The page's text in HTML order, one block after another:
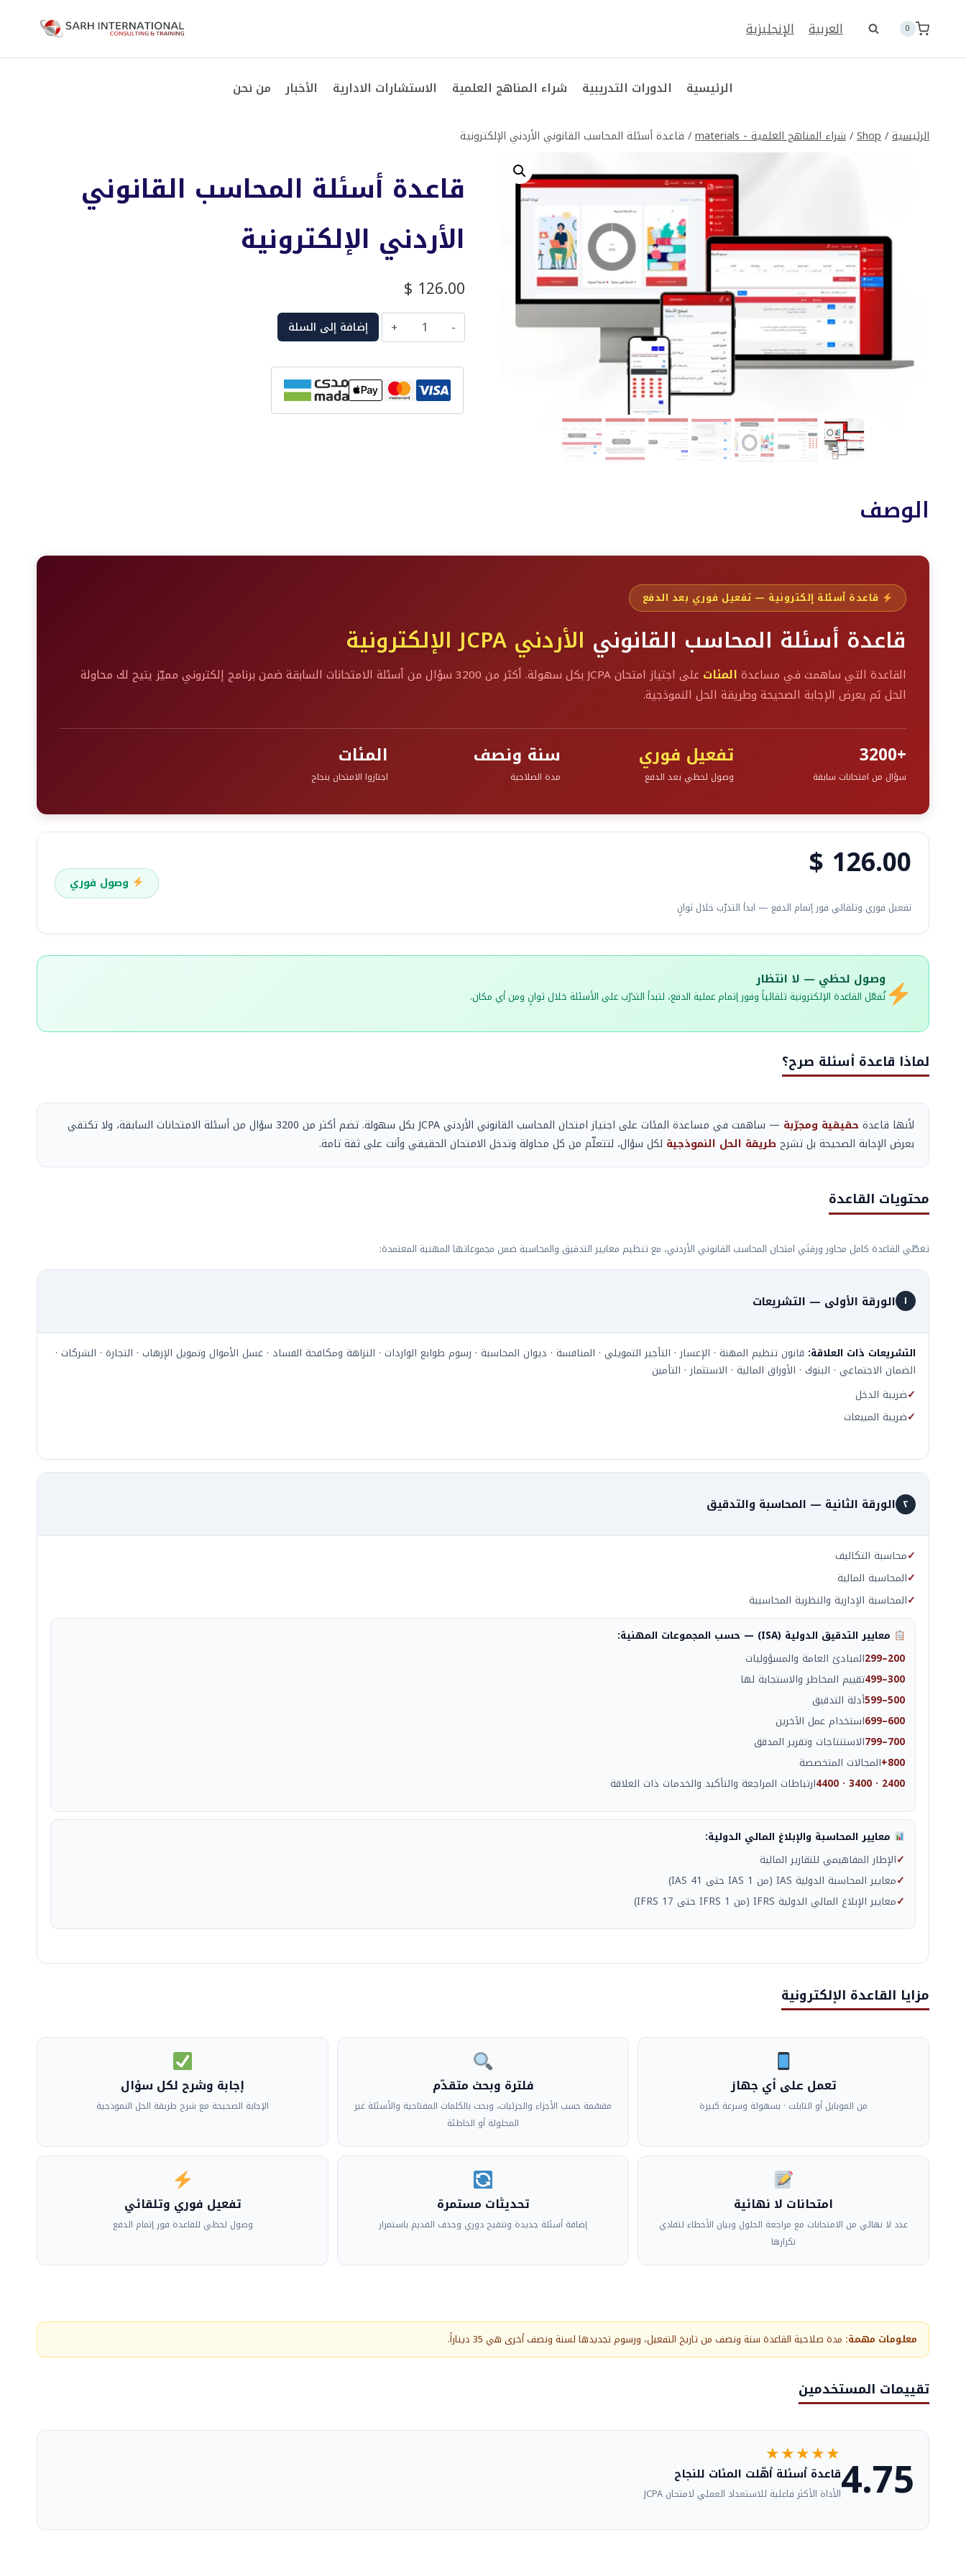
المحتوى 0 العربية الإنجليزية
الرئيسية الدورات التدريبية شراء المناهج العلمية الاستشارات الادارية الأخبار من نحن
الرئيسية/
Shop
/شراء المناهج العلمية - materials / قاعدة أسئلة المحاسب القانوني الأردني الإلكترونية
قاعدة أسئلة المحاسب القانوني
الأردني الإلكترونية
$ 126.00
كمية
قاعدة
أسئلة
القانوني
الأردني
الإلكترونية
إضافة إلى السلة
الوصف
قاعدة أسئلة إلكترونية — تفعيل فوري بعد الدفع
قاعدة أسئلة المحاسب القانوني الأردني JCPA الإلكترونية
القاعدة التي ساهمت في مساعدة المئات
على اجتياز امتحان JCPA بكل سهولة. أكثر من 3200 سؤال من أسئلة الامتحانات السابقة ضمن برنامج إلكتروني مميّز يتيح لك محاولة
الحل ثم يعرض الإجابة الصحيحة وطريقة الحل النموذجية.
+3200
سؤال من امتحانات سابقة
تفعيل فوري
وصول لحظي بعد الدفع
سنة ونصف
مدة الصلاحية
المئات
اجتازوا الامتحان بنجاح
$ 126.00
تفعيل فوري وتلقائي فور إتمام الدفع — ابدأ التدرّب خلال ثوانٍ
وصول فوري
وصول لحظي — لا انتظار
تُفعّل القاعدة الإلكترونية تلقائياً وفور إتمام عملية الدفع، لتبدأ التدرّب على الأسئلة خلال ثوانٍ ومن أي مكان.
لماذا قاعدة أسئلة صرح؟
لأنها قاعدة حقيقية ومجرّبة
— ساهمت في مساعدة المئات على اجتياز امتحان المحاسب القانوني الأردني JCPA بكل سهولة. تضم أكثر من 3200 سؤال من أسئلة الامتحانات السابقة، ولا تكتفي
بعرض الإجابة الصحيحة بل تشرح طريقة الحل النموذجية لكل سؤال، لتتعلّم من كل محاولة وتدخل الامتحان الحقيقي وأنت على ثقة تامة.
محتويات القاعدة
تغطّي القاعدة كامل محاور ورقتَي امتحان المحاسب القانوني الأردني، مع تنظيم معايير التدقيق والمحاسبة ضمن مجموعاتها المهنية المعتمدة:
١ الورقة الأولى — التشريعات
التشريعات ذات العلاقة: قانون تنظيم المهنة · الإعسار · التأجير التمويلي · المنافسة · ديوان المحاسبة · رسوم طوابع الواردات · النزاهة ومكافحة الفساد · غسل الأموال وتمويل الإرهاب · التجارة · الشركات ·
الضمان الاجتماعي · البنوك · الأوراق المالية · الاستثمار · التأمين
✓ضريبة الدخل
✓ضريبة المبيعات
٢ الورقة الثانية — المحاسبة والتدقيق
✓محاسبة التكاليف
✓المحاسبة المالية
✓المحاسبة الإدارية والنظرية المحاسبية
معايير التدقيق الدولية (ISA) — حسب المجموعات المهنية:
200–299
المبادئ العامة والمسؤوليات
300–499
تقييم المخاطر والاستجابة لها
500–599
أدلة التدقيق
600–699
استخدام عمل الآخرين
700–799
الاستنتاجات وتقرير المدقق
800+ المجالات المتخصصة
2400 · 3400 · 4400
ارتباطات المراجعة والتأكيد والخدمات ذات العلاقة
معايير المحاسبة والإبلاغ المالي الدولية:
✓الإطار المفاهيمي للتقارير المالية
✓معايير المحاسبة الدولية IAS (من IAS 1 حتى IAS 41)
✓معايير الإبلاغ المالي الدولية IFRS (من IFRS 1 حتى IFRS 17)
مزايا القاعدة الإلكترونية
تعمل على أي جهاز
من الموبايل أو التابلت · بسهولة وسرعة كبيرة
فلترة وبحث متقدّم
مقسّمة حسب الأجزاء والجزئيات، وبحث بالكلمات المفتاحية والأسئلة غير
المحلولة أو الخاطئة
إجابة وشرح لكل سؤال
الإجابة الصحيحة مع شرح طريقة الحل النموذجية
امتحانات لا نهائية
عدد لا نهائي من الامتحانات مع مراجعة الحلول وبيان الأخطاء لتفادي
تكرارها
تحديثات مستمرة
إضافة أسئلة جديدة وتنقيح دوري وحذف القديم باستمرار
تفعيل فوري وتلقائي
وصول لحظي للقاعدة فور إتمام الدفع
معلومات مهمة: مدة صلاحية القاعدة سنة ونصف من تاريخ التفعيل، ورسوم تجديدها لسنة ونصف أخرى هي 35 ديناراً.
تقييمات المستخدمين
4.75
★★★★★
قاعدة أسئلة أهّلت المئات للنجاح
الأداة الأكثر فاعلية للاستعداد العملي لامتحان JCPA